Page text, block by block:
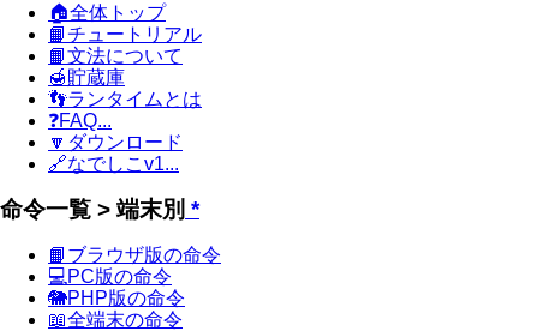
🏠全体トップ
📙チュートリアル
📙文法について
🍯貯蔵庫
👣ランタイムとは
❓FAQ...
🔽ダウンロード
🔗なでしこv1...
命令一覧 > 端末別 *
📙ブラウザ版の命令
💻PC版の命令
🐘PHP版の命令
📖全端末の命令